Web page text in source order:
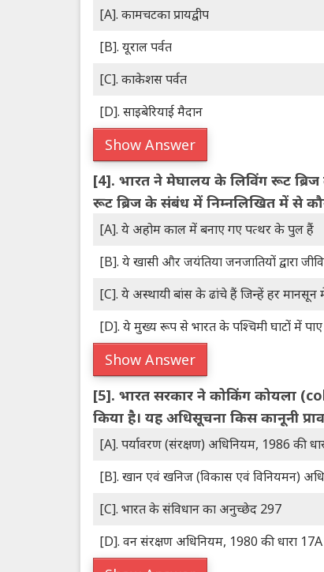
[A]. कामचटका प्रायद्वीप
[B]. यूराल पर्वत
[C]. काकेशस पर्वत
[D]. साइबेरियाई मैदान
Show Answer
[4]. भारत ने मेघालय के लिविंग रूट ब्रिज
रूट ब्रिज के संबंध में निम्नलिखित में से
[A]. ये अहोम काल में बनाए गए पत्थर के पुल हैं
[B]. ये खासी और जयंतिया जनजातियों द्वारा
[C]. ये अस्थायी बांस के ढांचे हैं जिन्हें हर मानसून
[D]. ये मुख्य रूप से भारत के पश्चिमी घाटों में
Show Answer
[5]. भारत सरकार ने कोकिंग कोयला
किया है। यह अधिसूचना किस कानूनी
[A]. पर्यावरण (संरक्षण) अधिनियम, 1986 की
[B]. खान एवं खनिज (विकास एवं विनियमन)
[C]. भारत के संविधान का अनुच्छेद 297
[D]. वन संरक्षण अधिनियम, 1980 की धारा 17A